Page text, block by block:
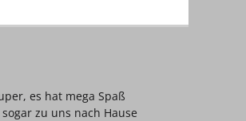
es hat mega Spaß
zu uns nach Hause